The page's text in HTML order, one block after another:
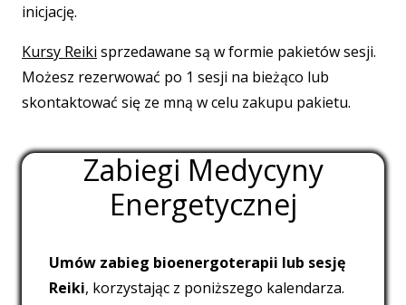
inicjację.
Kursy Reiki sprzedawane są w formie pakietów sesji.
Możesz rezerwować po 1 sesji na bieżąco lub
skontaktować się ze mną w celu zakupu pakietu.
Zabiegi Medycyny
Energetycznej
Umów zabieg bioenergoterapii lub sesję
Reiki, korzystając z poniższego kalendarza.